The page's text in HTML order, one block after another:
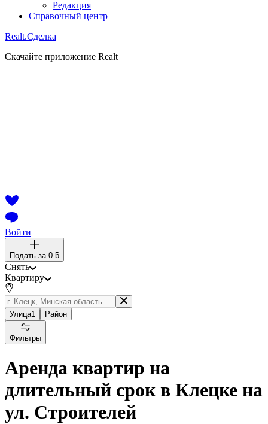
Редакция
Справочный центр
Realt.Сделка
Скачайте приложение Realt
Войти
Подать за 0 ƃ
Снять
Квартиру
Улица1 Район
Фильтры
Аренда квартир на
длительный срок в Клецке на
ул. Строителей